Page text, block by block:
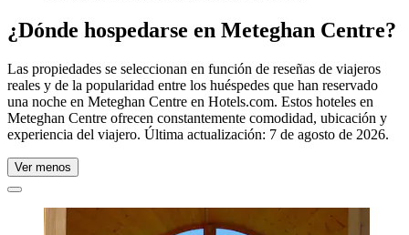
¿Dónde hospedarse en Meteghan Centre?
Las propiedades se seleccionan en función de reseñas de viajeros
reales y de la popularidad entre los huéspedes que han reservado
una noche en Meteghan Centre en Hotels.com. Estos hoteles en
Meteghan Centre ofrecen constantemente comodidad, ubicación y
experiencia del viajero. Última actualización: 7 de agosto de 2026.
Ver menos